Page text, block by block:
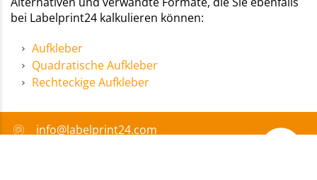
bei Labelprint24 kalkulieren können:
Aufkleber
Quadratische Aufkleber
Rechteckige Aufkleber
info@labelprint24.com